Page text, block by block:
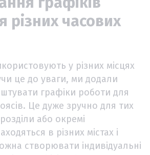
різних часових
у різних місцях
це до уваги, ми додали
графіки роботи для
Це дуже зручно для тих
або окремі
в різних містах і
створювати індивідуальні